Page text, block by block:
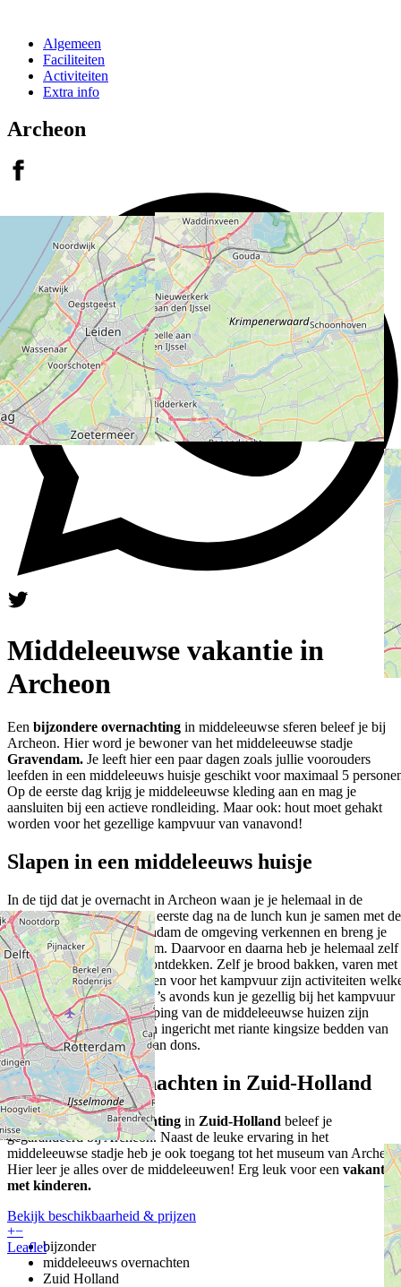
+−
Leaflet
Algemeen
Faciliteiten
Activiteiten
Extra info
Archeon
Middeleeuwse vakantie in
Archeon
Een bijzondere overnachting in middeleeuwse sferen beleef je bij
Archeon. Hier word je bewoner van het middeleeuwse stadje
Gravendam. Je leeft hier een paar dagen zoals jullie voorouders
leefden in een middeleeuws huisje geschikt voor maximaal 5
Op de eerste dag krijg je middeleeuwse kleding aan en mag je
aansluiten bij een actieve rondleiding. Maar ook: hout moet gehakt
worden voor het gezellige kampvuur van vanavond!
Slapen in een middeleeuws huisje
In de tijd dat je overnacht in Archeon waan je je helemaal in de
middeleeuwsesferen. De eerste dag na de lunch kun je samen met de
medebewoner van Gravendam de omgeving verkennen en breng je
een bezoek aan Gravendam. Daarvoor en daarna heb je helemaal zelf
de tijd om Gravendam te ontdekken. Zelf je brood bakken, varen met
je eigen vlot én hout hakken voor het kampvuur zijn activiteiten
bij de overnachting hoort! ’s avonds kun je gezellig bij het kampvuur
zitten. Op de bovenverdieping van de middeleeuwse huizen zijn
sfeervolle gezinsverblijven ingericht met riante kingsize bedden van
2.20 lang en dekbedden van dons.
Bijzonder overnachten in Zuid-Holland
Eenbijzondere overnachting in Zuid-Holland beleef je
gegarandeerd bij Archeon. Naast de leuke ervaring in het
middeleeuwse stadje heb je ook toegang tot het museum van
Hier leer je alles over de middeleeuwen! Erg leuk voor een vakantie
met kinderen.
Bekijk beschikbaarheid & prijzen
bijzonder
middeleeuws overnachten
Zuid Holland